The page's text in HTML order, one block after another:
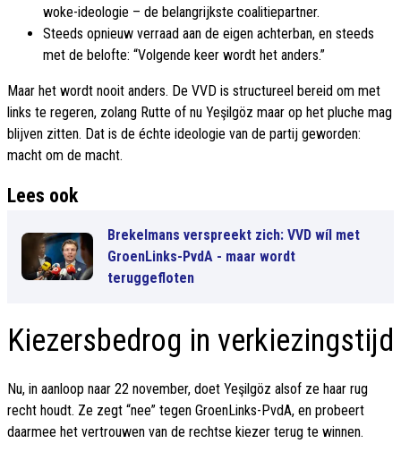
woke-ideologie – de belangrijkste coalitiepartner.
Steeds opnieuw verraad aan de eigen achterban, en steeds
met de belofte: “Volgende keer wordt het anders.”
Maar het wordt nooit anders. De VVD is structureel bereid om met
links te regeren, zolang Rutte of nu Yeşilgöz maar op het pluche mag
blijven zitten. Dat is de échte ideologie van de partij geworden:
macht om de macht.
Lees ook
Brekelmans verspreekt zich: VVD wíl met
GroenLinks-PvdA - maar wordt
teruggefloten
Kiezersbedrog in verkiezingstijd
Nu, in aanloop naar 22 november, doet Yeşilgöz alsof ze haar rug
recht houdt. Ze zegt “nee” tegen GroenLinks-PvdA, en probeert
daarmee het vertrouwen van de rechtse kiezer terug te winnen.